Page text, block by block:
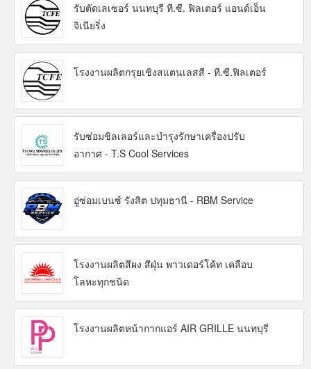
รับตัดเลเซอร์ นนทบุรี ที.ซี. ฟิลเตอร์ แอนด์เอ็น
จิเนียริ่ง
โรงงานผลิตกรุยเชิงสแตนเลสสี - ที.ซี.ฟิลเตอร์
รับซ่อมชิลเลอร์และบำรุงรักษาเครื่องปรับ
อากาศ - T.S Cool Services
อู่ซ่อมเบนซ์ รังสิต ปทุมธานี - RBM Service
โรงงานผลิตสีผง สีฝุ่น พาวเดอร์โค้ท เคลือบ
โลหะทุกชนิด
โรงงานผลิตหน้ากากแอร์ AIR GRILLE นนทบุรี